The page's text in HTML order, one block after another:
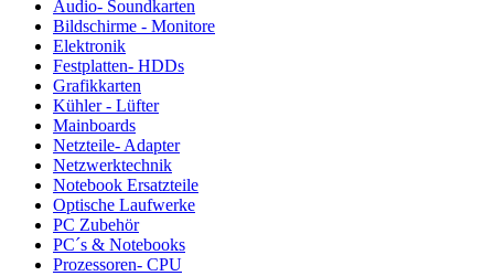
Audio- Soundkarten
Bildschirme - Monitore
Elektronik
Festplatten- HDDs
Grafikkarten
Kühler - Lüfter
Mainboards
Netzteile- Adapter
Netzwerktechnik
Notebook Ersatzteile
Optische Laufwerke
PC Zubehör
PC´s & Notebooks
Prozessoren- CPU